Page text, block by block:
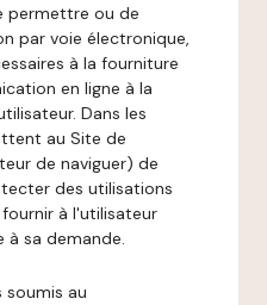
permettre ou de
par voie électronique,
à la fourniture
en ligne à la
Dans les
au Site de
de naviguer) de
des utilisations
à l'utilisateur
à sa demande.
soumis au